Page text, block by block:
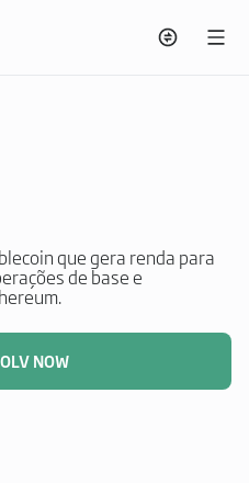
que gera renda para
de base e
NOW